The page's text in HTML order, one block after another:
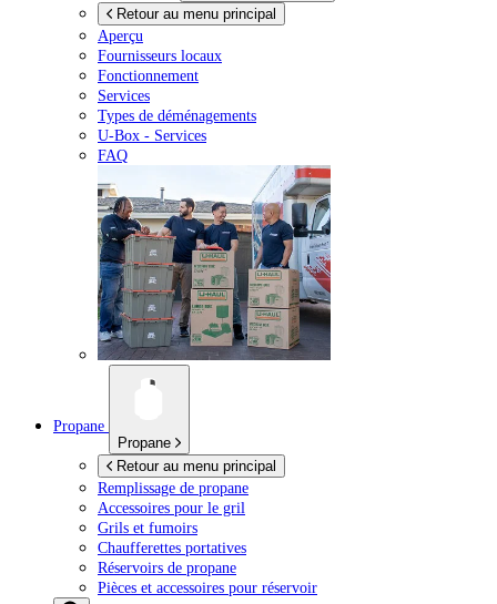
Retour au menu principal
Aperçu
Fournisseurs locaux
Fonctionnement
Services
Types de déménagements
U-Box - Services
FAQ
Propane
Propane
Retour au menu principal
Remplissage de propane
Accessoires pour le gril
Grils et fumoirs
Chaufferettes portatives
Réservoirs de propane
Pièces et accessoires pour réservoir